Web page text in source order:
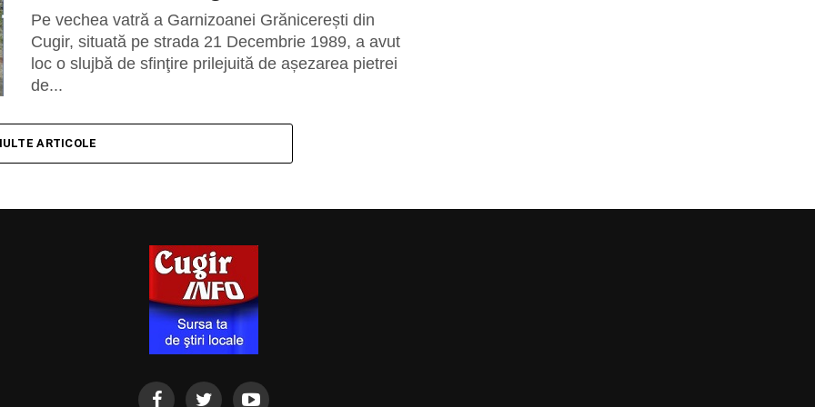
Pe vechea vatră a Garnizoanei Grănicerești din
Cugir, situată pe strada 21 Decembrie 1989, a avut
loc o slujbă de sfinţire prilejuită de așezarea pietrei
de...
ARTICOLE